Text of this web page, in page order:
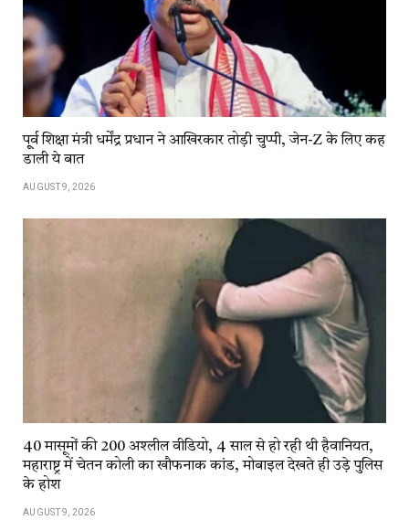
पू्र्व शिक्षा मंत्री धर्मेंद्र प्रधान ने आखिरकार तोड़ी चुप्पी, जेन-Z के लिए कह
डाली ये बात
AUGUST 9, 2026
40 मासूमों की 200 अश्लील वीडियो, 4 साल से हो रही थी हैवानियत,
महाराष्ट्र में चेतन कोली का खौफनाक कांड, मोबाइल देखते ही उड़े पुलिस
के होश
AUGUST 9, 2026